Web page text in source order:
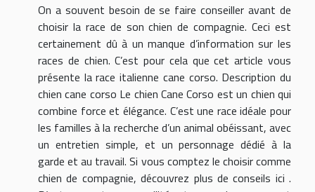
On a souvent besoin de se faire conseiller avant de
choisir la race de son chien de compagnie. Ceci est
certainement dû à un manque d’information sur les
races de chien. C’est pour cela que cet article vous
présente la race italienne cane corso. Description du
chien cane corso Le chien Cane Corso est un chien qui
combine force et élégance. C’est une race idéale pour
les familles à la recherche d’un animal obéissant, avec
un entretien simple, et un personnage dédié à la
garde et au travail. Si vous comptez le choisir comme
chien de compagnie, découvrez plus de conseils ici .